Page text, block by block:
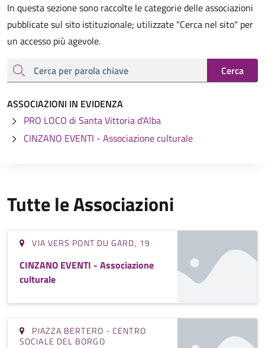
In questa sezione sono raccolte le categorie delle associazioni
pubblicate sul sito istituzionale; utilizzate "Cerca nel sito" per
un accesso più agevole.
cerca
Cerca
ASSOCIAZIONI IN EVIDENZA
PRO LOCO di Santa Vittoria d'Alba
CINZANO EVENTI - Associazione culturale
Tutte le Associazioni
VIA VERS PONT DU GARD, 19
CINZANO EVENTI - Associazione
culturale
PIAZZA BERTERO - CENTRO
SOCIALE DEL BORGO